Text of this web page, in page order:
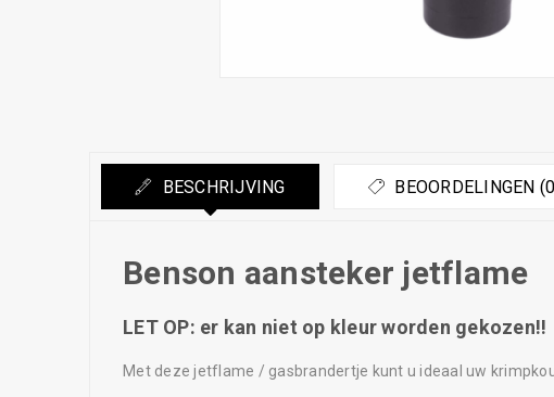
BESCHRIJVING BEOORDELINGEN
Benson aansteker jetflame
LET OP: er kan niet op kleur worden gekozen!!
Met deze jetflame / gasbrandertje kunt u ideaal uw